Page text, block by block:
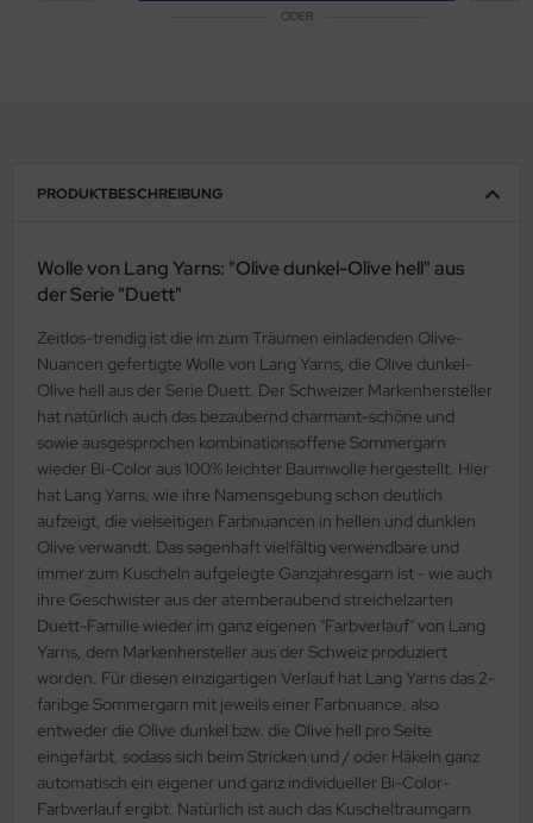
ODER
PRODUKTBESCHREIBUNG
Wolle von Lang Yarns: "Olive dunkel-Olive hell" aus
der Serie "Duett"
Zeitlos-trendig ist die im zum Träumen einladenden Olive-
Nuancen gefertigte Wolle von Lang Yarns, die Olive dunkel-
Olive hell aus der Serie Duett. Der Schweizer Markenhersteller
hat natürlich auch das bezaubernd charmant-schöne und
sowie ausgesprochen kombinationsoffene Sommergarn
wieder Bi-Color aus 100% leichter Baumwolle hergestellt. Hier
hat Lang Yarns, wie ihre Namensgebung schon deutlich
aufzeigt, die vielseitigen Farbnuancen in hellen und dunklen
Olive verwandt. Das sagenhaft vielfältig verwendbare und
immer zum Kuscheln aufgelegte Ganzjahresgarn ist - wie auch
ihre Geschwister aus der atemberaubend streichelzarten
Duett-Familie wieder im ganz eigenen "Farbverlauf" von Lang
Yarns, dem Markenhersteller aus der Schweiz produziert
worden. Für diesen einzigartigen Verlauf hat Lang Yarns das 2-
faribge Sommergarn mit jeweils einer Farbnuance, also
entweder die Olive dunkel bzw. die Olive hell pro Seite
eingefärbt, sodass sich beim Stricken und / oder Häkeln ganz
automatisch ein eigener und ganz individueller Bi-Color-
Farbverlauf ergibt. Natürlich ist auch das Kuscheltraumgarn